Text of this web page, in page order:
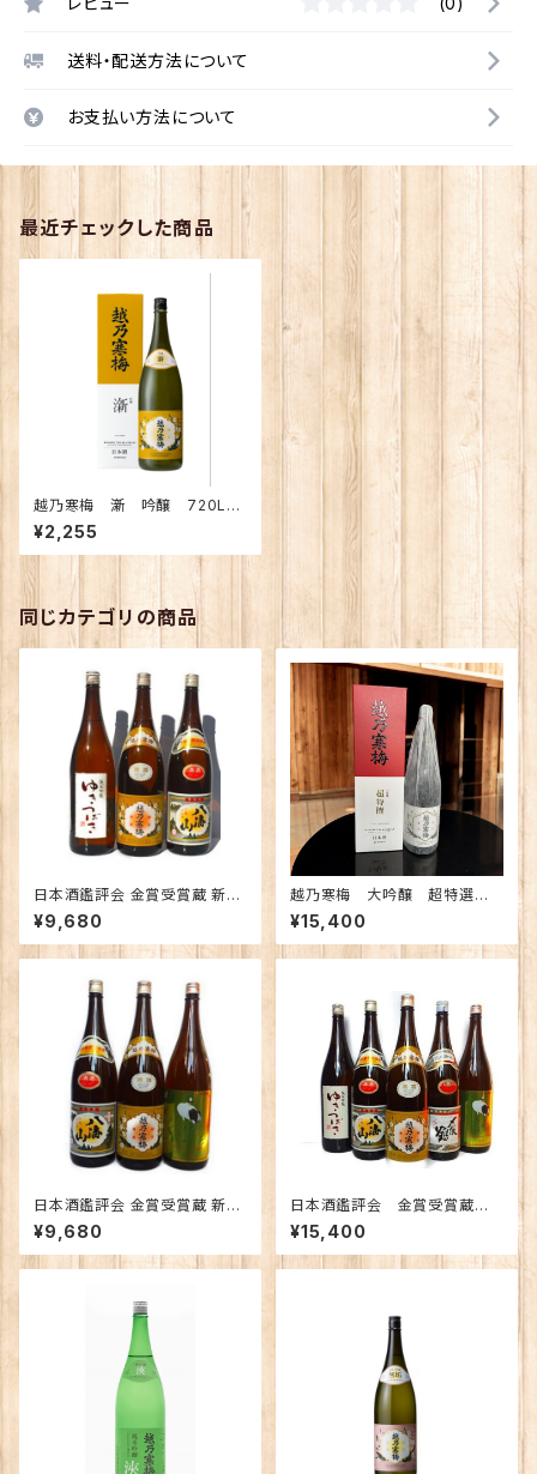
送料・配送方法について
お支払い方法について
最近チェックした商品
越乃寒梅 澵 吟醸 720L
（化粧箱入り）
¥2,255
同じカテゴリの商品
日本酒鑑評会 金賞受賞蔵 新潟
の地酒飲み比べセット1800ｍｌ
×3本 （越乃寒梅 八海山 ゆきつ
ばき）
¥9,680
越乃寒梅 大吟醸 超特選 1.
8Ｌ 【限定】
¥15,400
日本酒鑑評会 金賞受賞蔵 新潟
の地酒飲み比べセット1800ｍｌ
×3本 （越乃寒梅 八海山 越の
鶴）
¥9,680
日本酒鑑評会 金賞受賞蔵
新潟の地酒飲み比べセット180
0ｍｌ×5本 （越乃寒梅 八海
山 〆張鶴 ゆきつばき 越の
¥15,400